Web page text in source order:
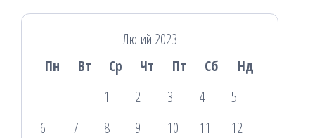
Лютий 2023
Пн
Вт Ср Чт Пт Сб
Нд
1
2 3 4
5
6
7 8 9 10 11
12